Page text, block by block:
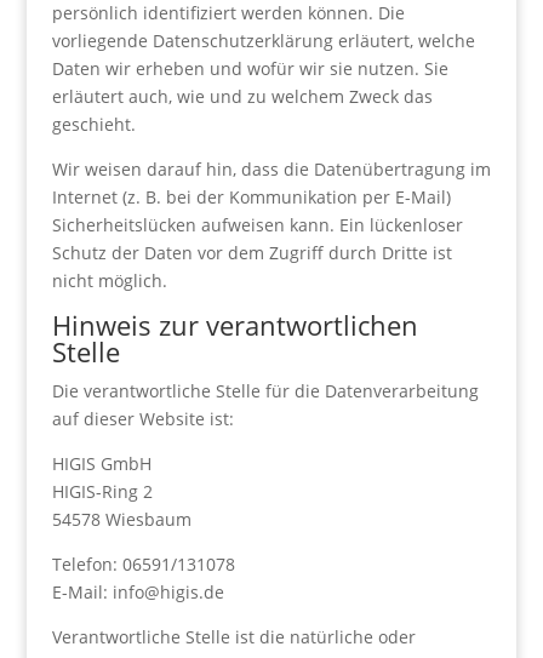
persönlich identifiziert werden können. Die
vorliegende Datenschutzerklärung erläutert, welche
Daten wir erheben und wofür wir sie nutzen. Sie
erläutert auch, wie und zu welchem Zweck das
geschieht.
Wir weisen darauf hin, dass die Datenübertragung im
Internet (z. B. bei der Kommunikation per E-Mail)
Sicherheitslücken aufweisen kann. Ein lückenloser
Schutz der Daten vor dem Zugriff durch Dritte ist
nicht möglich.
Hinweis zur verantwortlichen
Stelle
Die verantwortliche Stelle für die Datenverarbeitung
auf dieser Website ist:
HIGIS GmbH
HIGIS-Ring 2
54578 Wiesbaum
Telefon: 06591/131078
E-Mail: info@higis.de
Verantwortliche Stelle ist die natürliche oder